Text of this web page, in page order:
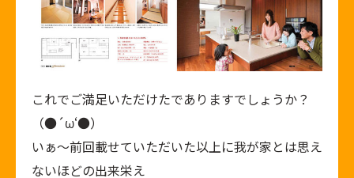
これでご満足いただけたでありますでしょうか？
（●´ω‘●）
いぁ～前回載せていただいた以上に我が家とは思え
ないほどの出来栄え